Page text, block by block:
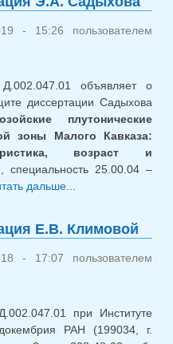
- 15:26 пользователем
объявляет о
диссертации Садыхова
плутонические
зоны Малого Кавказа:
возраст и
, специальность 25.00.04 –
дальше...
Э.А. Садыхова
Е.В. Климовой
- 17:07 пользователем
при Институте
РАН (199034, г.